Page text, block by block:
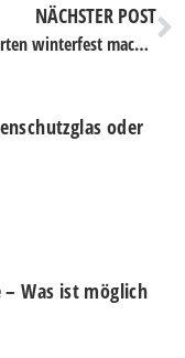
NÄCHSTER POST
Wintergarten winterfest machen: So bereiten Sie Ihren Wintergarten optimal vor
oder
Was ist möglich